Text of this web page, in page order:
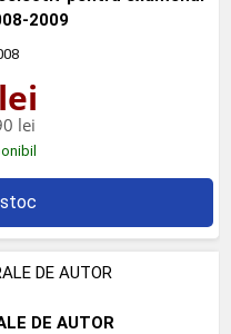
2009
lei
lei
DE AUTOR